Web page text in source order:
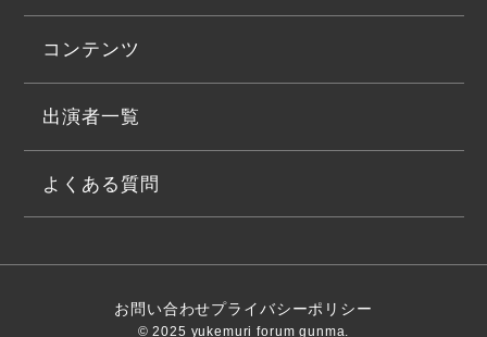
コンテンツ
出演者一覧
よくある質問
© 2025 yukemuri forum gunma.
お問い合わせプライバシーポリシー